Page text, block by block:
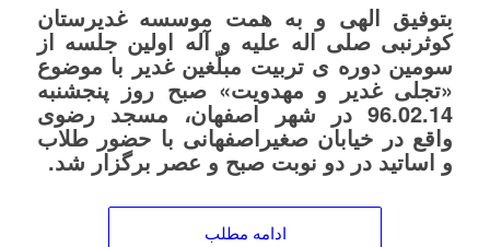
بتوفیق الهی و به همت موسسه غدیرستان
کوثرنبی صلی اله علیه و آله اولین جلسه از
سومین دوره ی تربیت مبلّغین غدیر با موضوع
«تجلی غدیر و مهدویت» صبح روز پنجشنبه
96.02.14 در شهر اصفهان، مسجد رضوی
واقع در خیابان صغیراصفهانی با حضور طلاب
و اساتید در دو نوبت صبح و عصر برگزار شد.
ادامه مطلب